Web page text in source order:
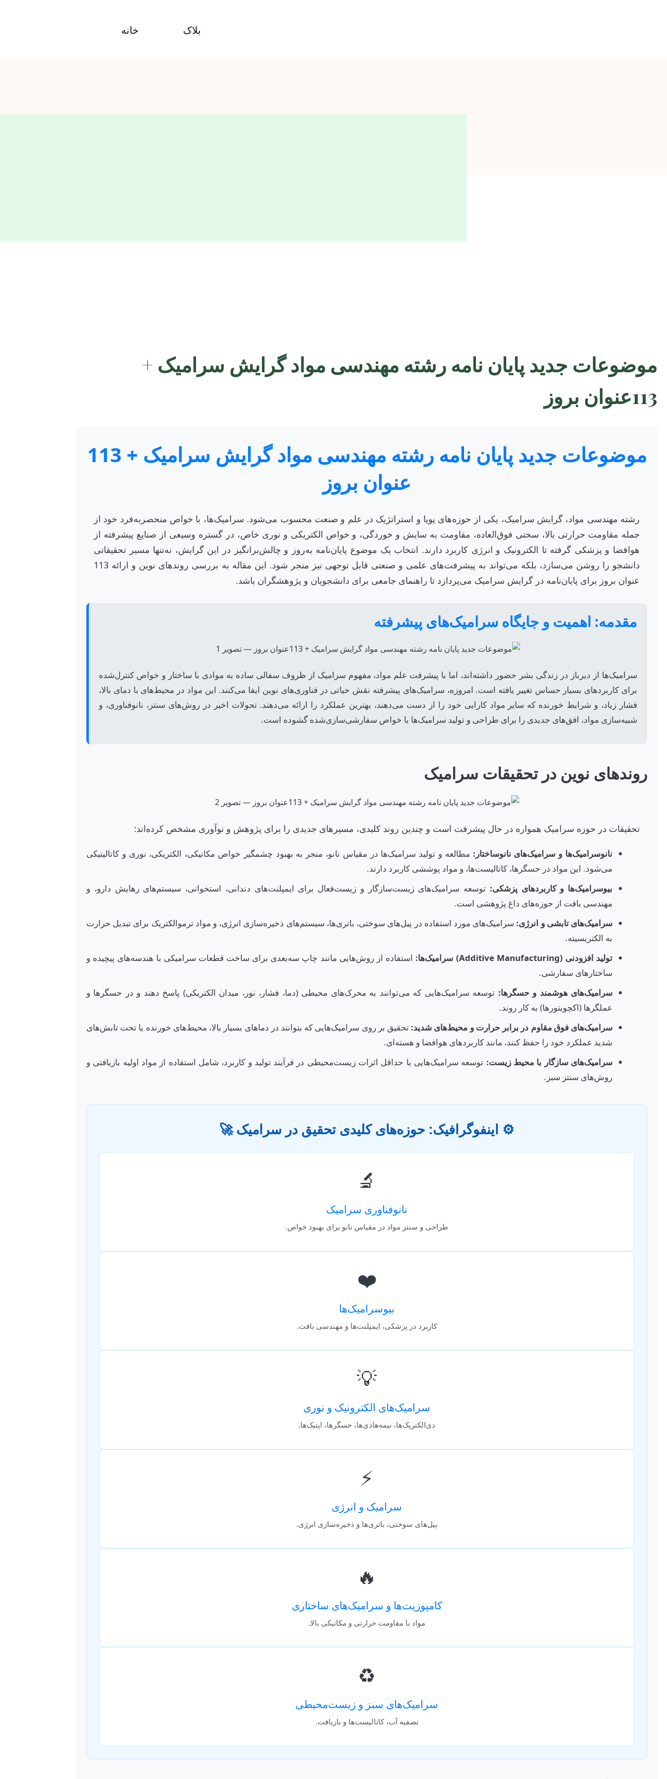
خانه بلاک
موضوعات جدید پایان نامه رشته مهندسی مواد گرایش سرامیک +
113عنوان بروز
موضوعات جدید پایان نامه رشته مهندسی مواد گرایش سرامیک + 113
عنوان بروز
رشته مهندسی مواد، گرایش سرامیک، یکی از حوزه‌های پویا و استراتژیک در علم و صنعت محسوب می‌شود. سرامیک‌ها، با خواص منحصربه‌فرد خود از
جمله مقاومت حرارتی بالا، سختی فوق‌العاده، مقاومت به سایش و خوردگی، و خواص الکتریکی و نوری خاص، در گستره وسیعی از صنایع پیشرفته از
هوافضا و پزشکی گرفته تا الکترونیک و انرژی کاربرد دارند. انتخاب یک موضوع پایان‌نامه به‌روز و چالش‌برانگیز در این گرایش، نه‌تنها مسیر تحقیقاتی
دانشجو را روشن می‌سازد، بلکه می‌تواند به پیشرفت‌های علمی و صنعتی قابل توجهی نیز منجر شود. این مقاله به بررسی روندهای نوین و ارائه 113
عنوان بروز برای پایان‌نامه در گرایش سرامیک می‌پردازد تا راهنمای جامعی برای دانشجویان و پژوهشگران باشد.
مقدمه: اهمیت و جایگاه سرامیک‌های پیشرفته
سرامیک‌ها از دیرباز در زندگی بشر حضور داشته‌اند، اما با پیشرفت علم مواد، مفهوم سرامیک از ظروف سفالی ساده به موادی با ساختار و خواص کنترل‌شده
برای کاربردهای بسیار حساس تغییر یافته است. امروزه، سرامیک‌های پیشرفته نقش حیاتی در فناوری‌های نوین ایفا می‌کنند. این مواد در محیط‌های با دمای بالا،
فشار زیاد، و شرایط خورنده که سایر مواد کارایی خود را از دست می‌دهند، بهترین عملکرد را ارائه می‌دهند. تحولات اخیر در روش‌های سنتز، نانوفناوری، و
شبیه‌سازی مواد، افق‌های جدیدی را برای طراحی و تولید سرامیک‌ها با خواص سفارشی‌سازی‌شده گشوده است.
روندهای نوین در تحقیقات سرامیک
تحقیقات در حوزه سرامیک همواره در حال پیشرفت است و چندین روند کلیدی، مسیرهای جدیدی را برای پژوهش و نوآوری مشخص کرده‌اند:
نانوسرامیک‌ها و سرامیک‌های نانوساختار: مطالعه و تولید سرامیک‌ها در مقیاس نانو، منجر به بهبود چشمگیر خواص مکانیکی، الکتریکی، نوری و کاتالیتیکی
می‌شود. این مواد در حسگرها، کاتالیست‌ها، و مواد پوششی کاربرد دارند.
بیوسرامیک‌ها و کاربردهای پزشکی: توسعه سرامیک‌های زیست‌سازگار و زیست‌فعال برای ایمپلنت‌های دندانی، استخوانی، سیستم‌های رهایش دارو، و
مهندسی بافت از حوزه‌های داغ پژوهشی است.
سرامیک‌های تابشی و انرژی: سرامیک‌های مورد استفاده در پیل‌های سوختی، باتری‌ها، سیستم‌های ذخیره‌سازی انرژی، و مواد ترموالکتریک برای تبدیل حرارت
به الکتریسیته.
تولید افزودنی (Additive Manufacturing) سرامیک‌ها:
استفاده از روش‌هایی مانند چاپ سه‌بعدی برای ساخت قطعات سرامیکی با هندسه‌های پیچیده و
ساختارهای سفارشی.
سرامیک‌های هوشمند و حسگرها: توسعه سرامیک‌هایی که می‌توانند به محرک‌های محیطی (دما، فشار، نور، میدان الکتریکی) پاسخ دهند و در حسگرها و
عملگرها (اکچویتورها) به کار روند.
سرامیک‌های فوق مقاوم در برابر حرارت و محیط‌های شدید: تحقیق بر روی سرامیک‌هایی که بتوانند در دماهای بسیار بالا، محیط‌های خورنده یا تحت تابش‌های
شدید عملکرد خود را حفظ کنند، مانند کاربردهای هوافضا و هسته‌ای.
سرامیک‌های سازگار با محیط زیست: توسعه سرامیک‌هایی با حداقل اثرات زیست‌محیطی در فرآیند تولید و کاربرد، شامل استفاده از مواد اولیه بازیافتی و
روش‌های سنتز سبز.
⚙️ اینفوگرافیک: حوزه‌های کلیدی تحقیق در سرامیک 🚀
🔬
نانوفناوری سرامیک
طراحی و سنتز مواد در مقیاس نانو برای بهبود خواص.
❤️
بیوسرامیک‌ها
کاربرد در پزشکی، ایمپلنت‌ها و مهندسی بافت.
💡
سرامیک‌های الکترونیک و نوری
دی‌الکتریک‌ها، نیمه‌هادی‌ها، حسگرها، اپتیک‌ها.
⚡
سرامیک و انرژی
پیل‌های سوختی، باتری‌ها و ذخیره‌سازی انرژی.
🔥
کامپوزیت‌ها و سرامیک‌های ساختاری
مواد با مقاومت حرارتی و مکانیکی بالا.
♻️
سرامیک‌های سبز و زیست‌محیطی
تصفیه آب، کاتالیست‌ها و بازیافت.